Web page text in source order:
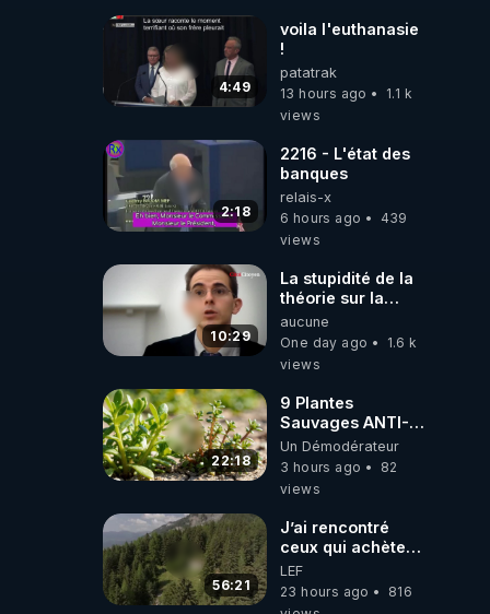
4:49
voila l'euthanasie
!
patatrak
13 hours ago
1.1 k
views
2:18
2216 - L'état des
banques
relais-x
6 hours ago
439
views
10:29
La stupidité de la
théorie sur la
responsabilité de
l’homme
concernant le
carbone.
aucune
One day ago
1.6 k
views
22:18
9 Plantes
Sauvages ANTI-
FAMINE: ces
Ressources
Haies
Un Démodérateur
3 hours ago
82
views
56:21
J’ai rencontré
ceux qui achètent
des bunkers pour
survivre à la fin
du monde
LEF
23 hours ago
816